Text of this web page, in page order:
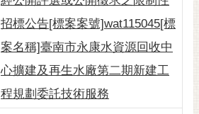
招標公告[標案案號]wat115045[標
案名稱]臺南市永康水資源回收中
心擴建及再生水廠第二期新建工
程規劃委託技術服務